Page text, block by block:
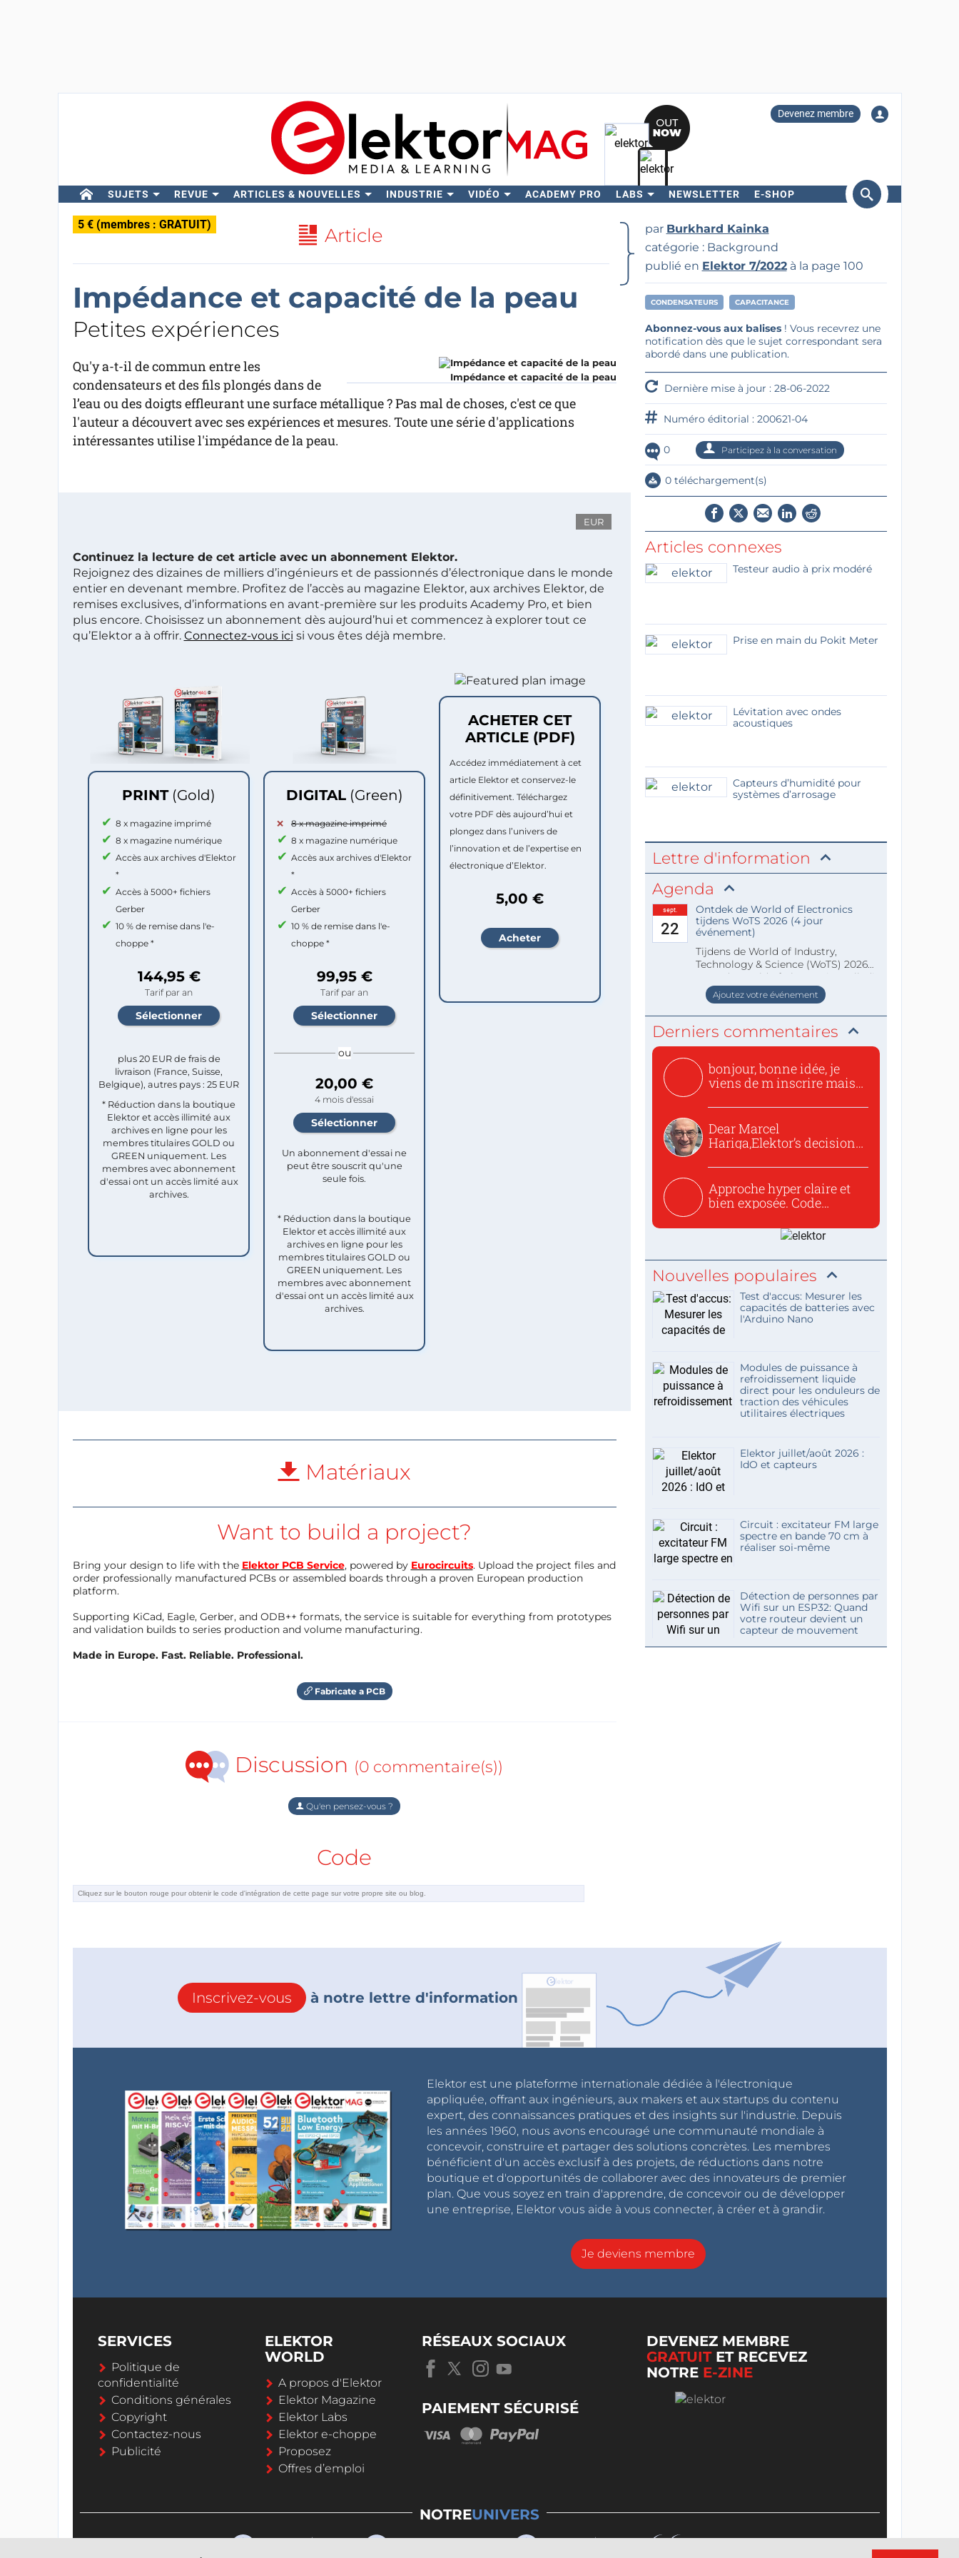
Devenez membre
SUJETS REVUE ARTICLES & NOUVELLES INDUSTRIE VIDÉO ACADEMY PRO LABS NEWSLETTER E-SHOP
Rechercher
5 € (membres : GRATUIT) Article
Impédance et capacité de la peau
Petites expériences
Impédance et capacité de la peau
Qu'y a-t-il de commun entre les
condensateurs et des fils plongés dans de
l’eau ou des doigts effleurant une surface métallique ? Pas mal de choses, c'est ce que
l'auteur a découvert avec ses expériences et mesures. Toute une série d'applications
intéressantes utilise l'impédance de la peau.
EUR
Continuez la lecture de cet article avec un abonnement Elektor.
Rejoignez des dizaines de milliers d’ingénieurs et de passionnés d’électronique dans le monde
entier en devenant membre. Profitez de l’accès au magazine Elektor, aux archives Elektor, de
remises exclusives, d’informations en avant-première sur les produits Academy Pro, et bien
plus encore. Choisissez un abonnement dès aujourd’hui et commencez à explorer tout ce
qu’Elektor a à offrir. Connectez-vous ici si vous êtes déjà membre.
PRINT (Gold)
8 x magazine imprimé
8 x magazine numérique
Accès aux archives d'Elektor
*
Accès à 5000+ fichiers
Gerber
10 % de remise dans l'e-
choppe *
144,95 €
Tarif par an
plus 20 EUR de frais de
livraison (France, Suisse,
Belgique), autres pays : 25 EUR
* Réduction dans la boutique
Elektor et accès illimité aux
archives en ligne pour les
membres titulaires GOLD ou
GREEN uniquement. Les
membres avec abonnement
d'essai ont un accès limité aux
archives.
DIGITAL (Green)
8 x magazine imprimé
8 x magazine numérique
Accès aux archives d'Elektor
*
Accès à 5000+ fichiers
Gerber
10 % de remise dans l'e-
choppe *
99,95 €
Tarif par an
ou
20,00 €
4 mois d'essai
Un abonnement d'essai ne
peut être souscrit qu'une
seule fois.​
* Réduction dans la boutique
Elektor et accès illimité aux
archives en ligne pour les
membres titulaires GOLD ou
GREEN uniquement. Les
membres avec abonnement
d'essai ont un accès limité aux
archives.
ACHETER CET
ARTICLE (PDF)
Accédez immédiatement à cet
article Elektor et conservez-le
définitivement. Téléchargez
votre PDF dès aujourd’hui et
plongez dans l’univers de
l’innovation et de l’expertise en
électronique d’Elektor.
5,00 €
Matériaux
Want to build a project?
Bring your design to life with the Elektor PCB Service, powered by Eurocircuits. Upload the project files and
order professionally manufactured PCBs or assembled boards through a proven European production
platform.
Supporting KiCad, Eagle, Gerber, and ODB++ formats, the service is suitable for everything from prototypes
and validation builds to series production and volume manufacturing.
Made in Europe. Fast. Reliable. Professional.
Fabricate a PCB
Discussion (0 commentaire(s))
Qu'en pensez-vous ?
Code
par Burkhard Kainka
catégorie : Background
publié en Elektor 7/2022à la page 100
CONDENSATEURS CAPACITANCE
Abonnez-vous aux balises! Vous recevrez une
notification dès que le sujet correspondant sera
abordé dans une publication.
Dernière mise à jour : 28-06-2022
Numéro éditorial : 200621-04
0 Participez à la conversation
0 téléchargement(s)
Articles connexes
Testeur audio à prix modéré
Prise en main du Pokit Meter
Lévitation avec ondes
acoustiques
Capteurs d’humidité pour
systèmes d’arrosage
Lettre d'information
Agenda
sept.
22
Ontdek de World of Electronics
tijdens WoTS 2026 (4 jour
événement)
Tijdens de World of Industry,
Technology & Science (WoTS) 2026
staat de World of Electronics volledi
Ajoutez votre événement
Derniers commentaires
bonjour, bonne idée, je
viens de m inscrire mais
Dear Marcel
Hariga,Elektor’s decision
Approche hyper claire et
bien exposée. Code
Nouvelles populaires
Test d'accus: Mesurer les
capacités de batteries avec
l'Arduino Nano
Modules de puissance à
refroidissement liquide
direct pour les onduleurs de
traction des véhicules
utilitaires électriques
Elektor juillet/août 2026 :
IdO et capteurs
Circuit : excitateur FM large
spectre en bande 70 cm à
réaliser soi-même
Détection de personnes par
Wifi sur un ESP32: Quand
votre routeur devient un
capteur de mouvement
Inscrivez-vous à notre lettre d'information
Elektor est une plateforme internationale dédiée à l'électronique
appliquée, offrant aux ingénieurs, aux makers et aux startups du contenu
expert, des connaissances pratiques et des insights sur l'industrie. Depuis
les années 1960, nous avons encouragé une communauté mondiale à
concevoir, construire et partager des solutions concrètes. Les membres
bénéficient d'un accès exclusif à des projets, de réductions dans notre
boutique et d'opportunités de collaborer avec des innovateurs de premier
plan. Que vous soyez en train d'apprendre, de concevoir ou de développer
une entreprise, Elektor vous aide à vous connecter, à créer et à grandir.
Je deviens membre
SERVICES
Politique de
confidentialité
Conditions générales
Copyright
Contactez-nous
Publicité
ELEKTOR
WORLD
A propos d'Elektor
Elektor Magazine
Elektor Labs
Elektor e-choppe
Proposez
Offres d’emploi
RÉSEAUX SOCIAUX
PAIEMENT SÉCURISÉ
DEVENEZ MEMBRE
GRATUITET RECEVEZ
NOTRE E-ZINE
NOTREUNIVERS